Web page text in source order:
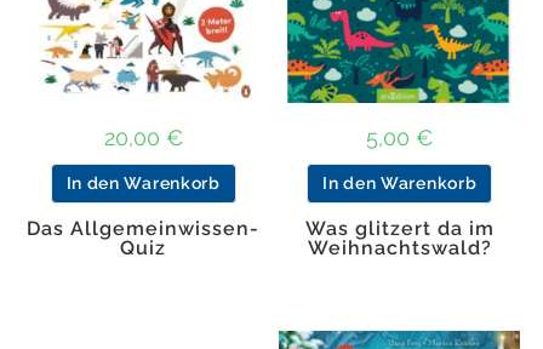
20,00 €
In den Warenkorb
5,00 €
In den Warenkorb
Das Allgemeinwissen-
Quiz
Was glitzert da im
Weihnachtswald?